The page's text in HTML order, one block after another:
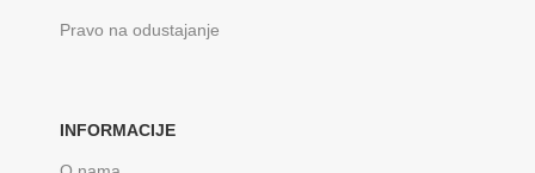
Pravo na odustajanje
INFORMACIJE